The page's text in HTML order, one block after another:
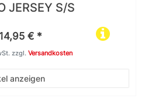
JERSEY S/S
€ *
anzeigen
zzgl. Versandkosten